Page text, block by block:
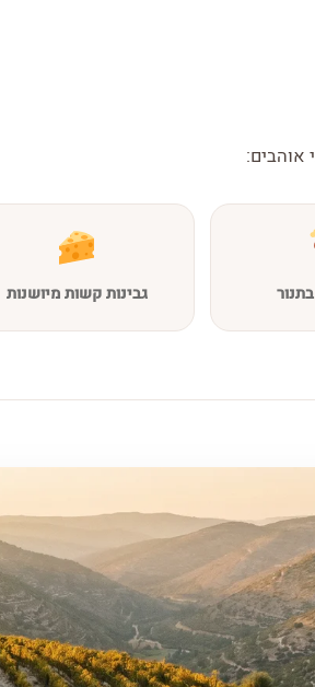
אוהבים:
גבינות קשות מיושנות